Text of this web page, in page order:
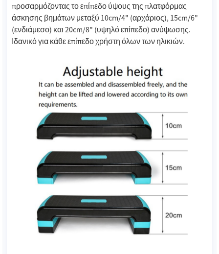
προσαρμόζοντας το επίπεδο ύψους της πλατφόρμας
άσκησης βημάτων μεταξύ 10cm/4" (αρχάριος), 15cm/6"
(ενδιάμεσο) και 20cm/8" (υψηλό επίπεδο) ανύψωσης.
Ιδανικό για κάθε επίπεδο χρήστη όλων των ηλικιών.